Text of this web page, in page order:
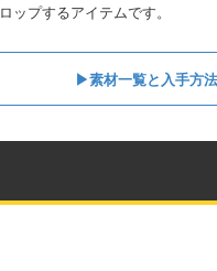
ップするアイテムです。
▶︎素材一覧と入手方法